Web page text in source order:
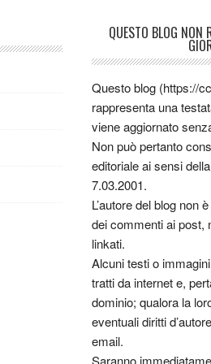
QUESTO BLOG NON
Questo blog (https://
rappresenta una
viene aggiornato
Non può pertanto
editoriale ai sensi
7.03.2001.
L’autore del blog non
dei commenti ai post,
linkati.
Alcuni testi o
tratti da internet e,
dominio; qualora la
eventuali diritti
email.
Saranno